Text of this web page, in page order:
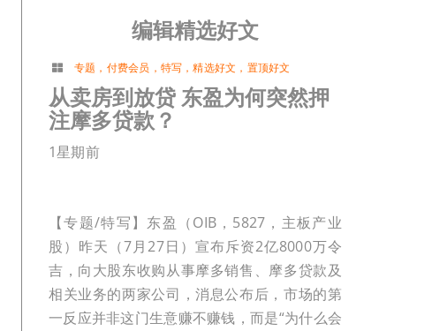
编辑精选好文
专题 ， 付费会员 ， 特写 ，精选好文 ， 置顶好文
从卖房到放贷 东盈为何突然押
注摩多贷款？
1星期前
【专题/特写】东盈（OIB，5827，主板产业
股）昨天（7月27日）宣布斥资2亿8000万令
吉，向大股东收购从事摩多销售、摩多贷款及
相关业务的两家公司，消息公布后，市场的第
一反应并非这门生意赚不赚钱，而是“为什么会